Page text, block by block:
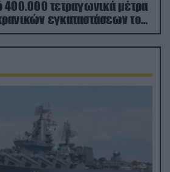
400.000 τετραγωνικά μέτρα
εγκαταστάσεων τον